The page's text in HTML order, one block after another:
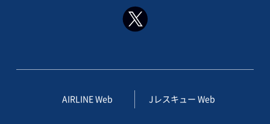
AIRLINE Web Jレスキュー Web